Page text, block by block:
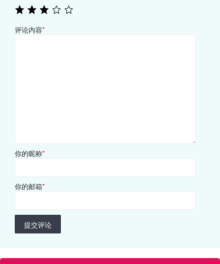
评论内容*
你的昵称*
你的邮箱*
提交评论